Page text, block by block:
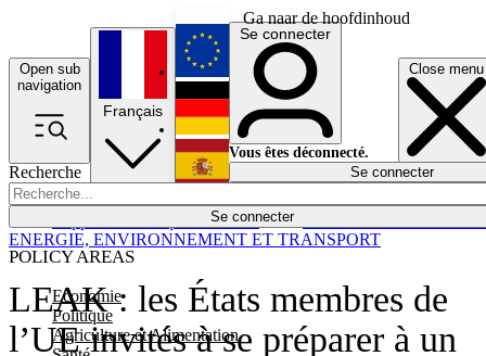
Ga naar de hoofdinhoud
Open sub
navigation
Close menu
Recherche
Se connecter
POLICY AREAS
Economie
Politique
Agriculture et Alimentation
Économie
Français
English
Deutsch
Español
Se connecter
Vous êtes déconnecté.
Se connecter
LEAK : les États membres de
l’UE invités à se préparer à un
ENERGIE, ENVIRONNEMENT ET TRANSPORT